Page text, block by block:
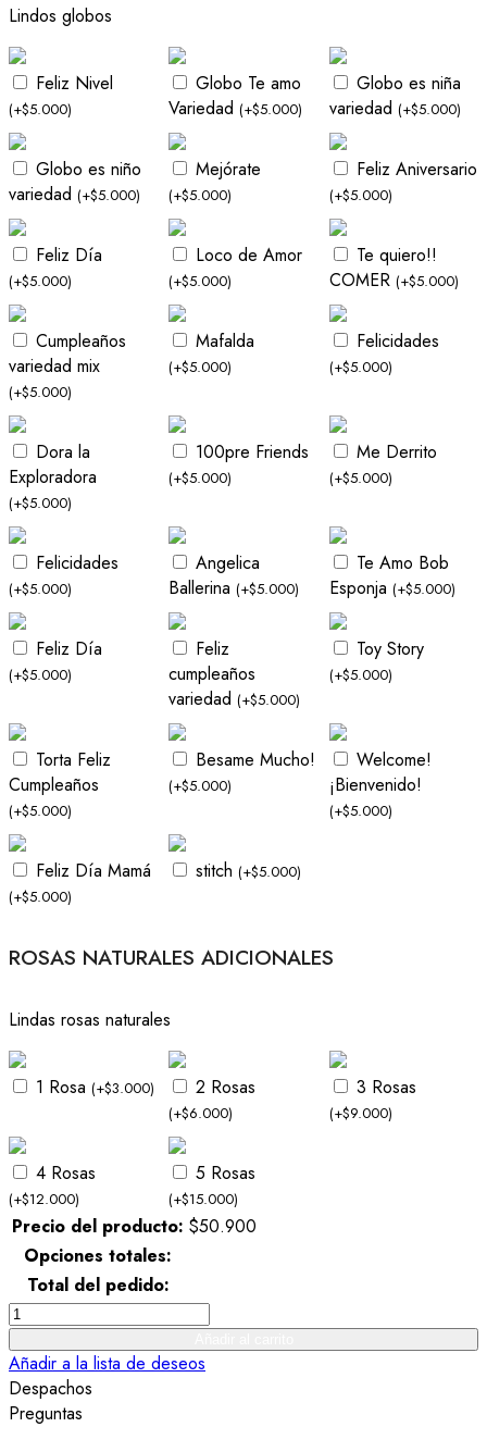
Lindos globos
Feliz Nivel
(+$5.000)
Globo Te amo
Variedad(+$5.000)
Globo es niña
variedad (+$5.000)
Globo es niño
variedad (+$5.000)
Mejórate
(+$5.000)
Feliz Aniversario
(+$5.000)
Feliz Día
(+$5.000)
Loco de Amor
(+$5.000)
Te quiero!!
COMER (+$5.000)
Cumpleaños
variedad mix
(+$5.000)
Mafalda
(+$5.000)
Felicidades
(+$5.000)
Dora la
Exploradora
(+$5.000)
100pre Friends
(+$5.000)
Me Derrito
(+$5.000)
Felicidades
(+$5.000)
Angelica
Ballerina(+$5.000)
Te Amo Bob
Esponja (+$5.000)
Feliz Día
(+$5.000)
Feliz
cumpleaños
variedad(+$5.000)
Toy Story
(+$5.000)
Torta Feliz
Cumpleaños
(+$5.000)
Besame Mucho!
(+$5.000)
Welcome!
¡Bienvenido!
(+$5.000)
Feliz Día Mamá
(+$5.000)
stitch(+$5.000)
ROSAS NATURALES ADICIONALES
Lindas rosas naturales
1 Rosa (+$3.000) 2 Rosas
(+$6.000)
3 Rosas
(+$9.000)
4 Rosas
(+$12.000)
5 Rosas
(+$15.000)
Precio del producto: $50.900
Opciones totales:
Total del pedido:
Bellos
Tulipanes
Blancos
quantity
Añadir a la lista de deseos
Despachos
Preguntas